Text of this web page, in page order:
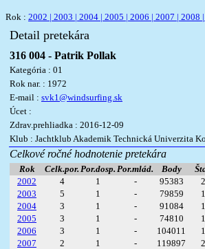
Rok : 2002 | 2003 | 2004 | 2005 | 2006 | 2007 | 2008 |
Detail pretekára
316 004 - Patrik Pollak
Kategória : 01
Rok nar. : 1972
E-mail : svk1@windsurfing.sk
Úcet :
Zdrav.prehliadka : 2016-12-09
Klub : Jachtklub Akademik Technická Univerzita
Celkové ročné hodnotenie pretekára
Rok Celk.por. Por.dosp. Por.mlád. Body
2002
4 1 - 95383
2003
5 1 - 79859
2004
3 1 - 91084
2005
3 1 - 74810
2006
3 1 - 104011
2007
2 1 - 119897